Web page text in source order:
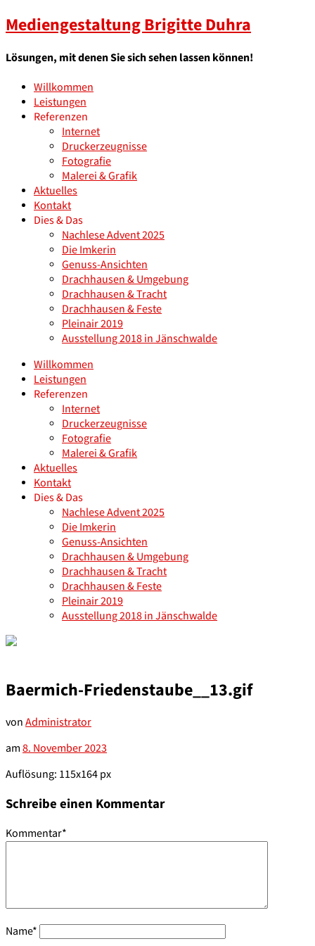
Mediengestaltung Brigitte Duhra
Lösungen, mit denen Sie sich sehen lassen können!
Willkommen
Leistungen
Referenzen
Internet
Druckerzeugnisse
Fotografie
Malerei & Grafik
Aktuelles
Kontakt
Dies & Das
Nachlese Advent 2025
Die Imkerin
Genuss-Ansichten
Drachhausen & Umgebung
Drachhausen & Tracht
Drachhausen & Feste
Pleinair 2019
Ausstellung 2018 in Jänschwalde
Willkommen
Leistungen
Referenzen
Internet
Druckerzeugnisse
Fotografie
Malerei & Grafik
Aktuelles
Kontakt
Dies & Das
Nachlese Advent 2025
Die Imkerin
Genuss-Ansichten
Drachhausen & Umgebung
Drachhausen & Tracht
Drachhausen & Feste
Pleinair 2019
Ausstellung 2018 in Jänschwalde
Baermich-Friedenstaube__13.gif
vonAdministrator
am8. November 2023
Auflösung: 115x164 px
Schreibe einen Kommentar
Kommentar*
Name*